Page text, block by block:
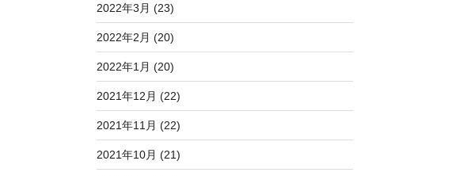
2022年3月 (23)
2022年2月 (20)
2022年1月 (20)
2021年12月 (22)
2021年11月 (22)
2021年10月 (21)